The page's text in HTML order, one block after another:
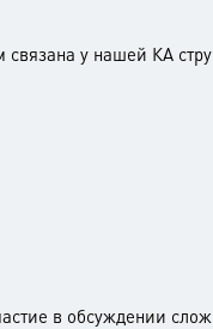
у нашей КА
в обсуждении